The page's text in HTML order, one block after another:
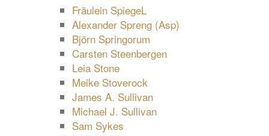
Fräulein SpiegeL
Alexander Spreng (Asp)
Björn Springorum
Carsten Steenbergen
Leia Stone
Meike Stoverock
James A. Sullivan
Michael J. Sullivan
Sam Sykes